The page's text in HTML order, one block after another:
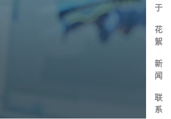
于
花
絮
新
闻
联
系